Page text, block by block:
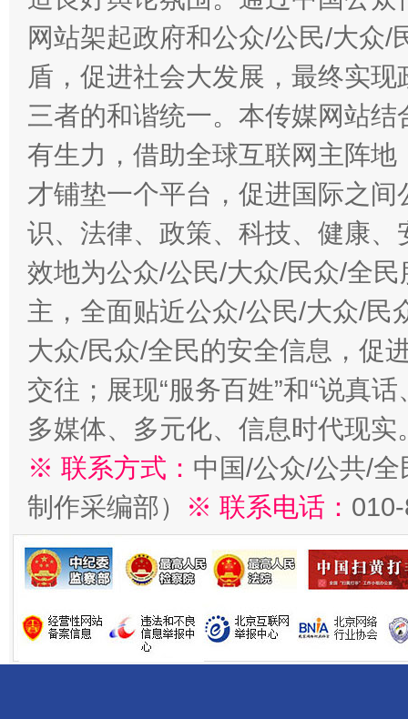
网站架起政府和公众/公民/大众
盾，促进社会大发展，最终实
三者的和谐统一。本传媒网站
有生力，借助全球互联网主阵
才铺垫一个平台，促进国际之
识、法律、政策、科技、健康
效地为公众/公民/大众/民众/全
主，全面贴近公众/公民/大众/民
大众/民众/全民的安全信息，促
交往；展现“服务百姓”和“说真
多媒体、多元化、信息时代现实
※ 联系方式： 中国/公众/公共/
制作采编部）
※ 联系电话：